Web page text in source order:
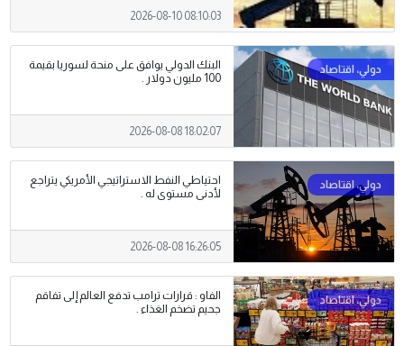
2026-08-10 08:10:03
البنك الدولي يوافق على منحة لسوريا بقيمة
100 مليون دولار .
2026-08-08 18:02:07
احتياطي النفط الاستراتيجي الأمريكي يتراجع
لأدنى مستوى له .
2026-08-08 16:26:05
الفاو : قرارات ترامب تدفع العالم إلى تفاقم
جحيم تضخم الغذاء .